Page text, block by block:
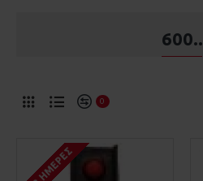
600..
0
1-3 ΗΜΈΡΕΣ